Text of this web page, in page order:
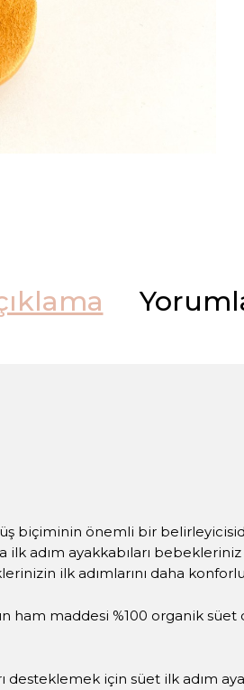
biçiminin önemli bir
ilk adım ayakkabıları
ilk adımlarını daha
ham maddesi %100 organik
desteklemek için süet ilk adım